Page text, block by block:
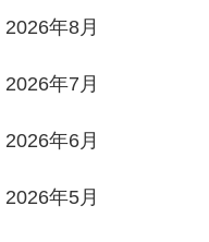
2026年8月
2026年7月
2026年6月
2026年5月